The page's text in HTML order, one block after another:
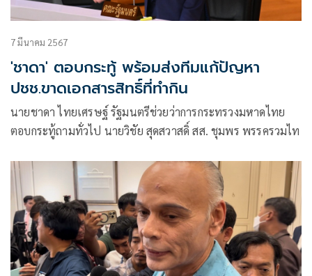
7 มีนาคม 2567
'ชาดา' ตอบกระทู้ พร้อมส่งทีมแก้ปัญหา
ปชช.ขาดเอกสารสิทธิ์ที่ทำกิน
นายชาดา ไทยเศรษฐ์ รัฐมนตรีช่วยว่าการกระทรวงมหาดไทย
ตอบกระทู้ถามทั่วไป นายวิชัย สุดสวาสดิ์ สส. ชุมพร พรรครวมไท